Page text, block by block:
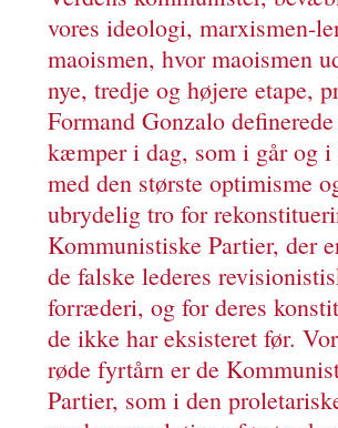
vores ideologi, marxismen-
maoismen, hvor maoismen
nye, tredje og højere etape,
Formand Gonzalo
kæmper i dag, som i går og i
med den største optimisme
ubrydelig tro for
Kommunistiske Partier, der
de falske lederes
forræderi, og for deres
de ikke har eksisteret før.
røde fyrtårn er de
Partier, som i den